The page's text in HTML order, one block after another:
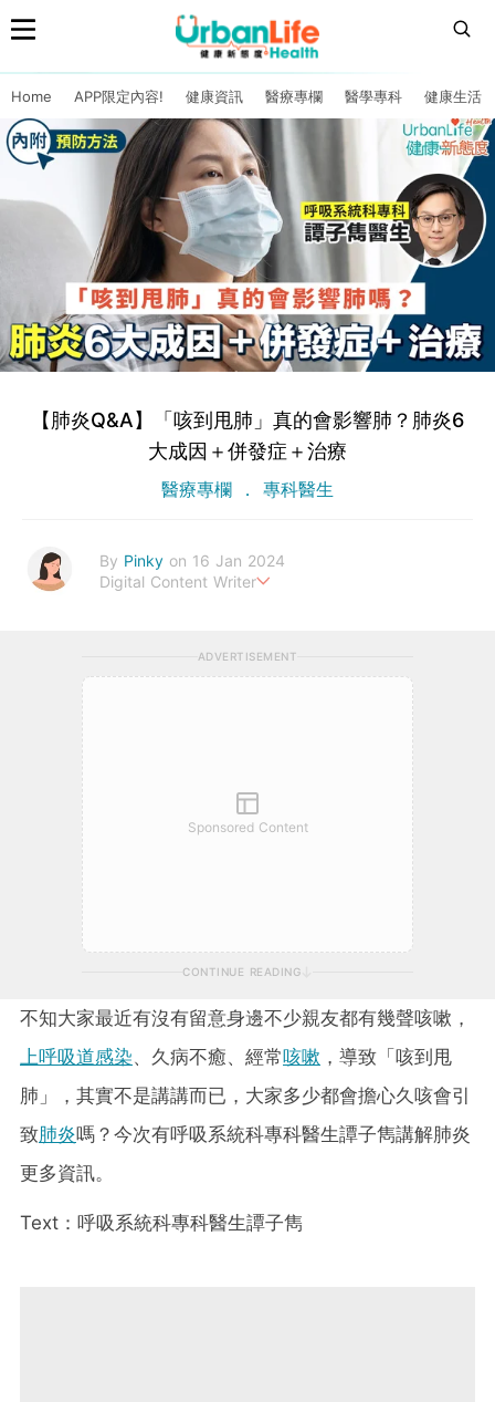
Home APP限定內容! 健康資訊 醫療專欄 醫學專科 健康生活
【肺炎Q&A】「咳到甩肺」真的會影響肺？肺炎6
大成因＋併發症＋治療
醫療專欄 專科醫生
By Pinky on 16 Jan 2024
Digital Content Writer
ADVERTISEMENT
Sponsored Content
CONTINUE READING
不知大家最近有沒有留意身邊不少親友都有幾聲咳嗽，
上呼吸道感染、久病不癒、經常咳嗽 ，導致「咳到甩
肺」，其實不是講講而已，大家多少都會擔心久咳會引
致肺炎嗎？今次有呼吸系統科專科醫生譚子雋講解肺炎
更多資訊。
Text：呼吸系統科專科醫生譚子雋